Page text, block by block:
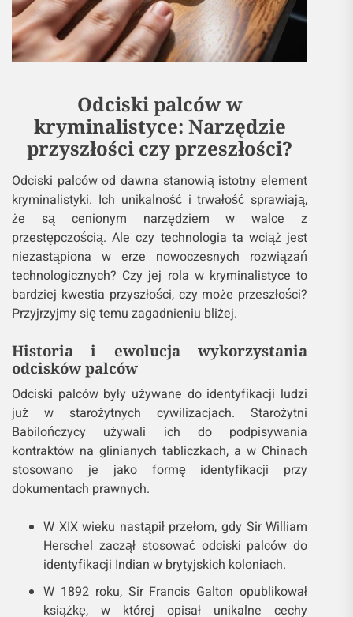
Odciski palców w
kryminalistyce: Narzędzie
przyszłości czy przeszłości?
Odciski palców od dawna stanowią istotny element
kryminalistyki. Ich unikalność i trwałość sprawiają,
że są cenionym narzędziem w walce z
przestępczością. Ale czy technologia ta wciąż jest
niezastąpiona w erze nowoczesnych rozwiązań
technologicznych? Czy jej rola w kryminalistyce to
bardziej kwestia przyszłości, czy może przeszłości?
Przyjrzyjmy się temu zagadnieniu bliżej.
Historia i ewolucja wykorzystania
odcisków palców
Odciski palców były używane do identyfikacji ludzi
już w starożytnych cywilizacjach. Starożytni
Babilończycy używali ich do podpisywania
kontraktów na glinianych tabliczkach, a w Chinach
stosowano je jako formę identyfikacji przy
dokumentach prawnych.
W XIX wieku nastąpił przełom, gdy Sir William
Herschel zaczął stosować odciski palców do
identyfikacji Indian w brytyjskich koloniach.
W 1892 roku, Sir Francis Galton opublikował
książkę, w której opisał unikalne cechy